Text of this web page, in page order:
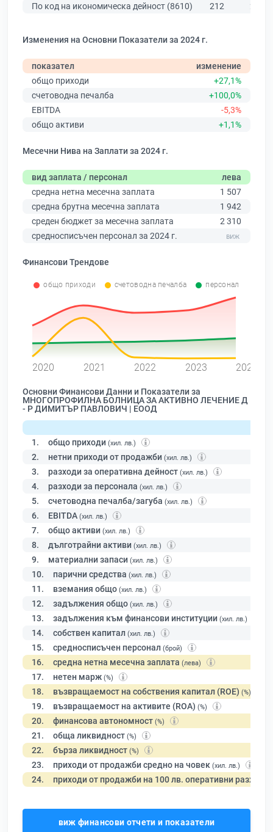
По код на икономическа дейност (8610) 212 284
Изменения на Основни Показатели за 2024 г.
показател
изменение
общо приходи
+27,1%
счетоводна печалба
+100,0%
EBITDA
-5,3%
общо активи
+1,1%
Месечни Нива на Заплати за 2024 г.
вид заплата / персонал
лева
средна нетна месечна заплата
1 507
средна брутна месечна заплата
1 942
среден бюджет за месечна заплата
2 310
средносписъчен персонал за 2024 г.
Финансови Трендове
общо приходи счетоводна печалба персонал
2020 2021 2022 2023 2024
Основни Финансови Данни и Показатели за
МНОГОПРОФИЛНА БОЛНИЦА ЗА АКТИВНО ЛЕЧЕНИЕ Д
- Р ДИМИТЪР ПАВЛОВИЧ | ЕООД
1. общо приходи (хил. лв.)
2. нетни приходи от продажби (хил. лв.)
3. разходи за оперативна дейност (хил. лв.)
4. разходи за персонала (хил. лв.)
5. счетоводна печалба/загуба (хил. лв.)
6. EBITDA (хил. лв.)
7. общо активи (хил. лв.)
8. дълготрайни активи (хил. лв.)
9. материални запаси (хил. лв.)
10. парични средства (хил. лв.)
11. вземания общо (хил. лв.)
12. задължения общо (хил. лв.)
13. задължения към финансови институции (хил. лв.)
14. собствен капитал (хил. лв.)
15. средносписъчен персонал (брой)
16. средна нетна месечна заплата (лева)
17. нетен марж (%)
18. възвращаемост на собствения капитал (ROE) (%)
19. възвращаемост на активите (ROA) (%)
20. финансова автономност (%)
21. обща ликвидност (%)
22. бърза ликвидност (%)
23. приходи от продажби средно на човек (хил. лв.)
24. приходи от продажби на 100 лв. оперативни разходи
виж финансови отчети и показатели